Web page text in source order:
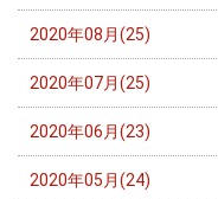
2020年08月(25)
2020年07月(25)
2020年06月(23)
2020年05月(24)